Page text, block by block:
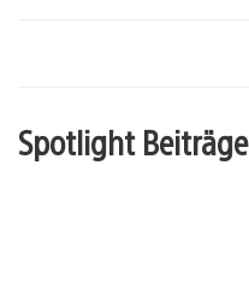
Spotlight Beiträge